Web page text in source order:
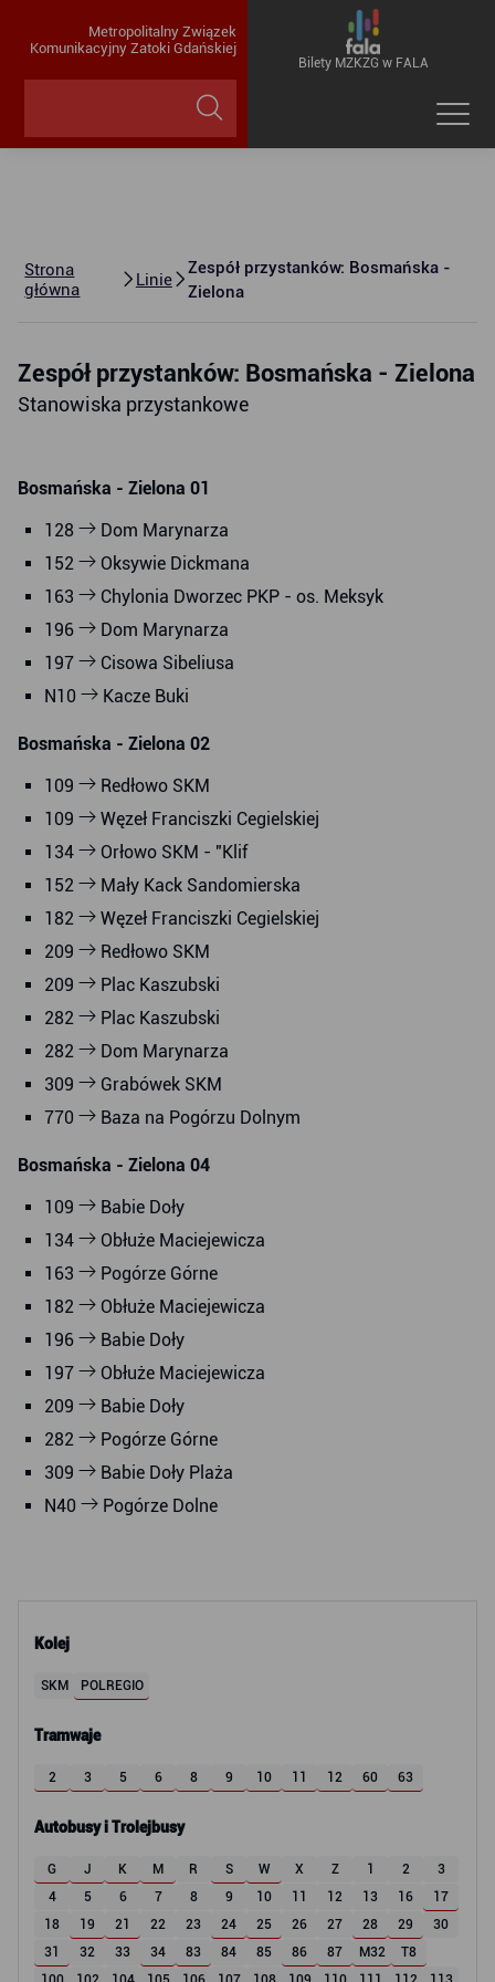
Metropolitalny Związek
Komunikacyjny Zatoki Gdańskiej
Bilety MZKZG w FALA
Strona
główna
Linie
Zespół przystanków: Bosmańska -
Zielona
Kolej
SKM POLREGIO
Tramwaje
2 3 5 6 8 9 10 11 12 60 63
Autobusy i Trolejbusy
G J K M R S W X Z 1 2
3
4
5 6 7 8 9 10 11 12 13 16
17
18
19 21 22 23 24 25 26 27 28 29
30
31
32 33 34 83 84 85 86 87 M32
T8
Zespół przystanków: Bosmańska - Zielona
Stanowiska przystankowe
Bosmańska - Zielona 01
128
Dom Marynarza
152
Oksywie Dickmana
163
Chylonia Dworzec PKP - os. Meksyk
196
Dom Marynarza
197
Cisowa Sibeliusa
N10
Kacze Buki
Bosmańska - Zielona 02
109
Redłowo SKM
109
Węzeł Franciszki Cegielskiej
134
Orłowo SKM - "Klif
152
Mały Kack Sandomierska
182
Węzeł Franciszki Cegielskiej
209
Redłowo SKM
209
Plac Kaszubski
282
Plac Kaszubski
282
Dom Marynarza
309
Grabówek SKM
770
Baza na Pogórzu Dolnym
Bosmańska - Zielona 04
109
Babie Doły
134
Obłuże Maciejewicza
163
Pogórze Górne
182
Obłuże Maciejewicza
196
Babie Doły
197
Obłuże Maciejewicza
209
Babie Doły
282
Pogórze Górne
309
Babie Doły Plaża
N40
Pogórze Dolne